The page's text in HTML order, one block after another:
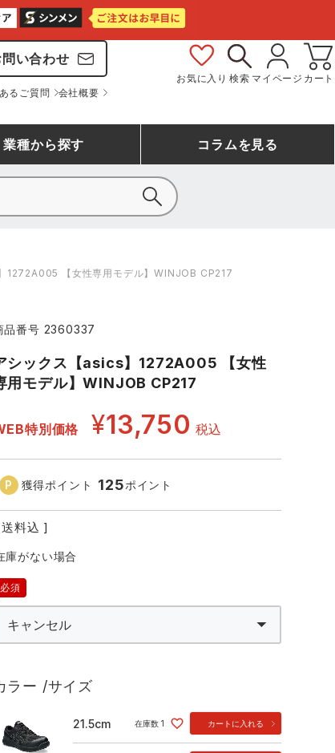
問い合わせ
るご質問 会社概要
お気に入り 検索 マイページ カート
つなぎ
作業用手袋ランキング
コーコス ランキング
ォ セロリー 大阪支店
業種から探す
清掃・ビルメンテ作業服
コラムを見る
1272A005 【女性専用モデル】WINJOB CP217
品番号 2360337
シックス【asics】1272A005 【女性
用モデル】WINJOB CP217
特別価格 ¥13,750 税込
獲得ポイント 125ポイント
送料込
庫がない場合
須)
ラー サイズ
21.5cm 在庫数 1 カートに入れる